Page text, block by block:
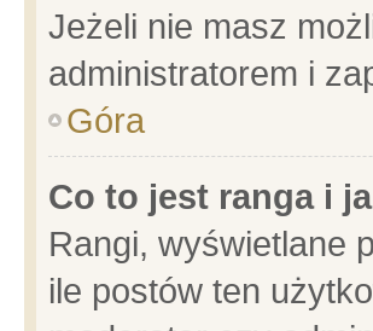
Jeżeli nie masz
administratorem i
Góra
Co to jest ranga i
Rangi, wyświetlane
ile postów ten